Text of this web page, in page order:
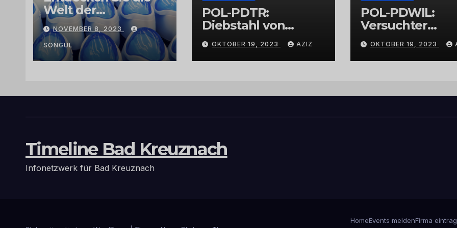
Welt der
Exklusivität:
Arganöl,
Kaktusfeigenkernöl
und
vertrauenswürdige
NOVEMBER 8, 2023
SONGUL
POL-PDTR:
Diebstahl von
Grabschmuck
OKTOBER 19, 2023 AZIZ
POL-PDWIL:
Versuchter
Einbruch im
Gewerbegebiet
Wittlich
OKTOBER 19, 2023
Timeline Bad Kreuznach
Infonetzwerk für Bad Kreuznach
HomeEvents meldenFirma